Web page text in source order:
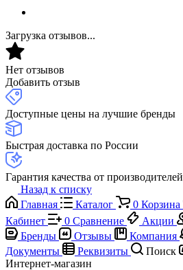
Загрузка отзывов...
Нет отзывов
Добавить отзыв
Доступные цены на лучшие бренды
Быстрая доставка по России
Гарантия качества от производителей
Назад к списку
Главная
Каталог 0 Корзина
Кабинет
0 Сравнение Акции
Бренды
Отзывы Компания
Документы
Реквизиты Поиск
Интернет-магазин